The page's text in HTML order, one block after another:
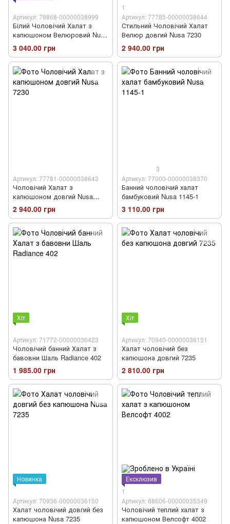
Артикул: 78868-00000038999
Білий Чоловічий Халат з
капюшоном Велюровий Nusa
1320
3 040.00 грн
1
Артикул: 77785-00000038644
Стильний Чоловічий Халат
Велюр довгий Nusa 7230
2 940.00 грн
Артикул: 77781-00000038643
Чоловічий Халат з
капюшоном довгий Nusa
7230
2 940.00 грн
3
Артикул: 77000-00000038370
Банний чоловічий халат
бамбуковий Nusa 1145-1
3 110.00 грн
Хіт
Артикул: 71772-00000036423
Чоловічий банний Халат з
бавовни Шаль Radiance 402
1 985.00 грн
Хіт
Артикул: 70940-00000036151
Халат чоловічий без
капюшона довгий 7235
2 810.00 грн
Новинка
Артикул: 70936-00000036150
Халат чоловічий довгий без
капюшона Nusa 7235
Ексклюзив
1
Артикул: 68606-00000035349
Чоловічий теплий халат з
капюшоном Велсофт 4002